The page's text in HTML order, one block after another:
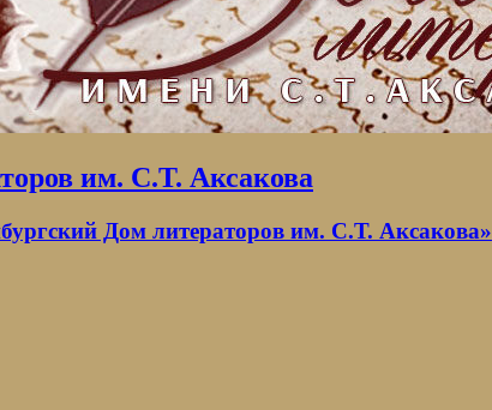
им. С.Т. Аксакова
Дом литераторов им. С.Т. Аксакова»